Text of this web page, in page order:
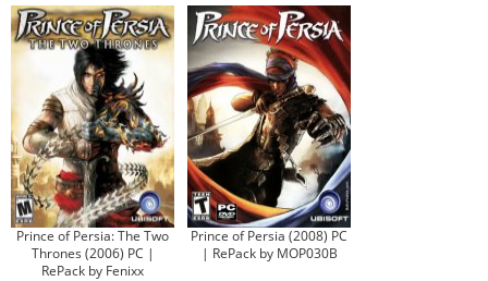
Prince of Persia: The Two
Thrones (2006) PC |
RePack by Fenixx
Prince of Persia (2008) PC
| RePack by MOP030B